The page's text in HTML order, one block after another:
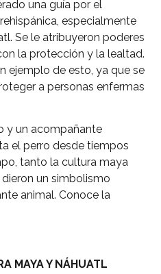
una guía por el
especialmente
Se le atribuyeron poderes
la protección y la lealtad.
ejemplo de esto, ya que se
a personas enfermas
y un acompañante
el perro desde tiempos
tanto la cultura maya
un simbolismo
animal. Conoce la
MAYA Y NÁHUATL